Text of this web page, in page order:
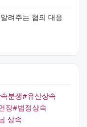
려주는 혐의 대응
분쟁#유산상속
장#법정상속
상속